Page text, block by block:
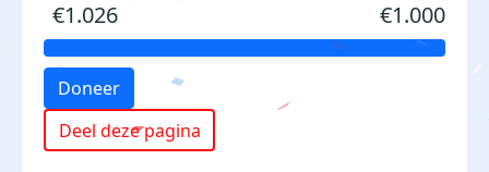
€1.026 €1.000
Doneer
Deel deze pagina